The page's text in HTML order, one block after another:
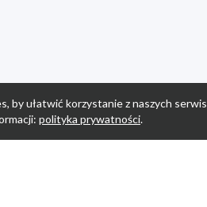
by ułatwić korzystanie z naszych
polityka prywatności.